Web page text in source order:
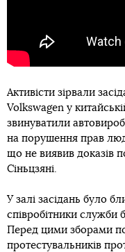
Активісти зірвали
Volkswagen у
звинуватили
на порушення прав
що не виявив доказів
Сіньцзяні.
У залі засідань було
співробітники служби
Перед цими зборами
протестувальників